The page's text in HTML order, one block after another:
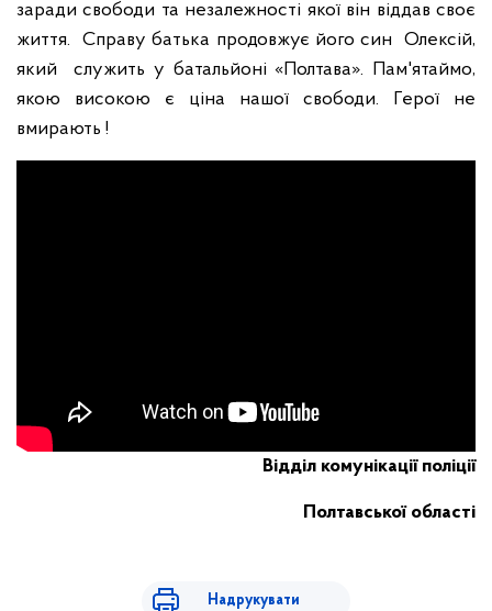
заради свободи та незалежності якої він віддав своє
життя.
Справу батька продовжує його син Олексій,
який служить у батальйоні «Полтава». Пам'ятаймо,
якою високою є ціна нашої свободи. Герої не
вмирають !
Відділ комунікації поліції
Полтавської області
Надрукувати